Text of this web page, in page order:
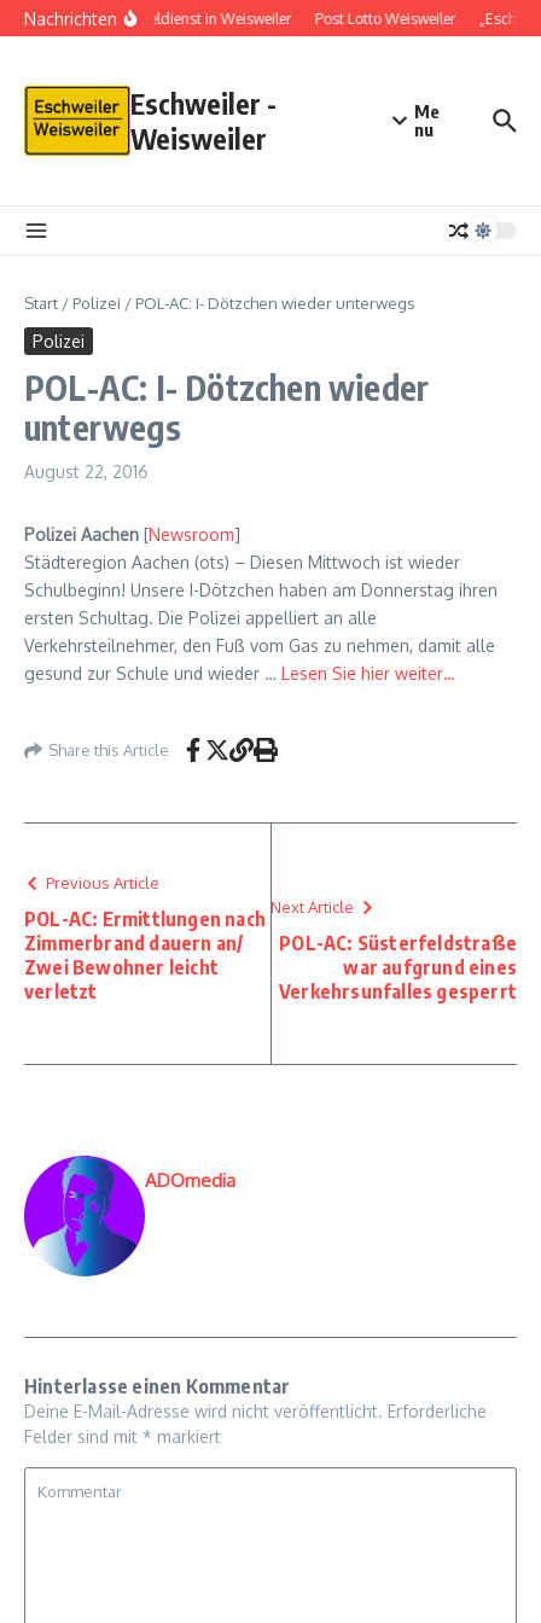
NachrichtenSchlüsseldienst in Weisweiler Post Lotto Weisweiler
Eschweiler -
Weisweiler
Me
nu
Start / Polizei / POL-AC: I- Dötzchen wieder unterwegs
Polizei
POL-AC: I- Dötzchen wieder
unterwegs
August 22, 2016
Polizei Aachen [Newsroom]
Städteregion Aachen (ots) – Diesen Mittwoch ist wieder
Schulbeginn! Unsere I-Dötzchen haben am Donnerstag ihren
ersten Schultag. Die Polizei appelliert an alle
Verkehrsteilnehmer, den Fuß vom Gas zu nehmen, damit alle
gesund zur Schule und wieder … Lesen Sie hier weiter…
Share this Article
Previous Article
POL-AC: Ermittlungen nach
Zimmerbrand dauern an/
Zwei Bewohner leicht
verletzt
Next Article
POL-AC: Süsterfeldstraße
war aufgrund eines
Verkehrsunfalles gesperrt
ADOmedia
Hinterlasse einen Kommentar
Deine E-Mail-Adresse wird nicht veröffentlicht. Erforderliche
Felder sind mit * markiert